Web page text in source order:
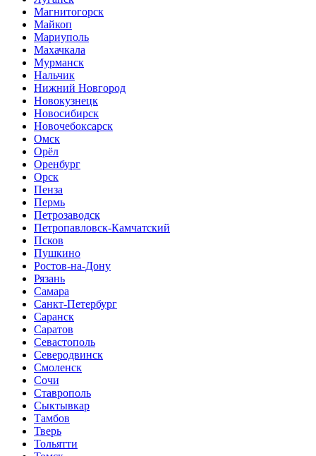
Магнитогорск
Майкоп
Мариуполь
Махачкала
Мурманск
Нальчик
Нижний Новгород
Новокузнецк
Новосибирск
Новочебоксарск
Омск
Орёл
Оренбург
Орск
Пенза
Пермь
Петрозаводск
Петропавловск-Камчатский
Псков
Пушкино
Ростов-на-Дону
Рязань
Самара
Санкт-Петербург
Саранск
Саратов
Севастополь
Северодвинск
Смоленск
Сочи
Ставрополь
Сыктывкар
Тамбов
Тверь
Тольятти